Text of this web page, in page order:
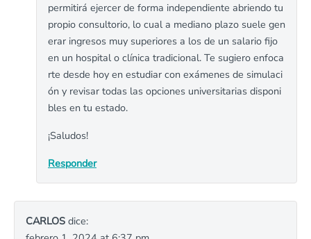
permitirá ejercer de forma independiente abriendo tu
propio consultorio, lo cual a mediano plazo suele gen
erar ingresos muy superiores a los de un salario fijo
en un hospital o clínica tradicional. Te sugiero enfoca
rte desde hoy en estudiar con exámenes de simulaci
ón y revisar todas las opciones universitarias disponi
bles en tu estado.
¡Saludos!
Responder
CARLOS dice: